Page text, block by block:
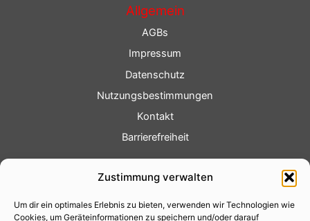
Zustimmung verwalten
Um dir ein optimales Erlebnis zu bieten, verwenden wir Technologien wie
Cookies, um Geräteinformationen zu speichern und/oder darauf
Allgemein
AGBs
Impressum
Datenschutz
Nutzungsbestimmungen
Kontakt
Barrierefreiheit
Fotoservice
Videoservice